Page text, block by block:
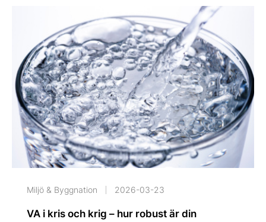
Miljö & Byggnation 2026-03-23
VA i kris och krig – hur robust är din